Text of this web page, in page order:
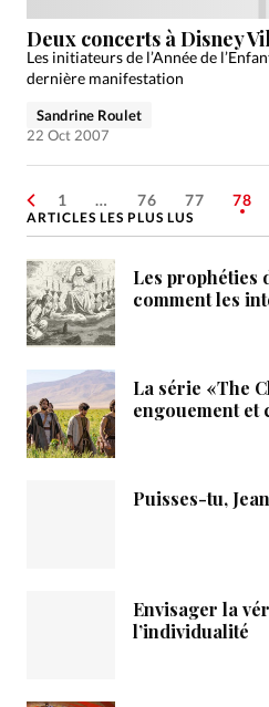
Deux concerts à Disney
Les initiateurs de l’Année de
dernière manifestation
Sandrine Roulet
22 Oct 2007
1 … 76 77 78
ARTICLES LES PLUS LUS
Les prophéties
comment les
La série «The
engouement et
Puisses-tu,
Envisager la
l’individualité